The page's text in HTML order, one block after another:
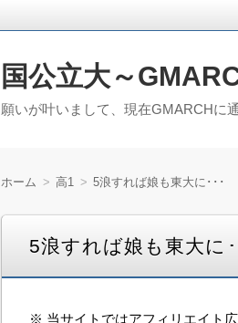
国公立大～
願いが叶いまして、現在GMARCHに
ホーム 高1 5浪すれば娘も東大に･･･
5浪すれば娘も東大に･
※ 当サイトではアフィリエイト